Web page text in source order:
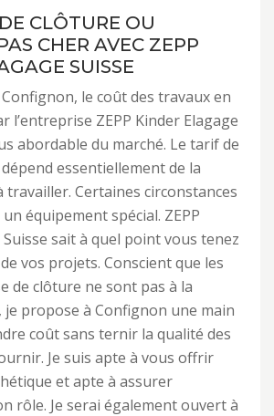
CLÔTURE OU
CHER AVEC ZEPP
SUISSE
le coût des travaux en
l’entreprise ZEPP Kinder Elagage
abordable du marché. Le tarif de
essentiellement de la
travailler. Certaines circonstances
équipement spécial. ZEPP
sait à quel point vous tenez
vos projets. Conscient que les
de clôture ne sont pas à la
propose à Confignon une main
coût sans ternir la qualité des
Je suis apte à vous offrir
et apte à assurer
rôle. Je serai également ouvert à